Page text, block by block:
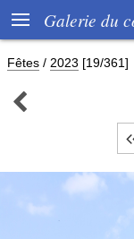
 Galerie du
Fêtes / 2023 [19/361]
